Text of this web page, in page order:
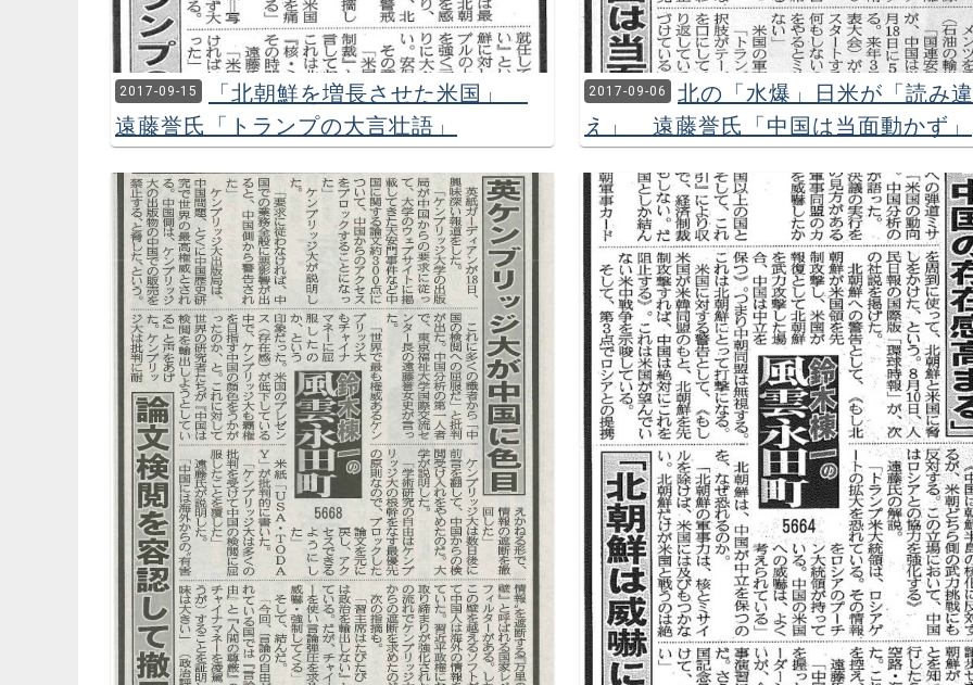
2017-09-15
「北朝鮮を増長させた米国」
遠藤誉氏「トランプの大言壮語」
2017-09-06
北の「水爆」日米が「読み違
え」 遠藤誉氏「中国は当面動かず」